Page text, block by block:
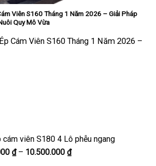
cám viên S180 4 Lô phễu ngang
₫ – 10.500.000 ₫Khoảng
Viên S160 Tháng 1 Năm 2026 – Giải Pháp
Quy Mô Vừa
Cám Viên S160 Tháng 1 Năm 2026 –